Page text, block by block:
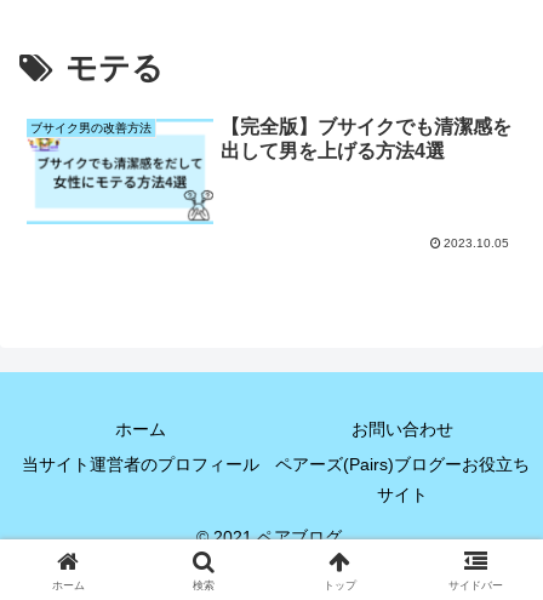
モテる
ブサイク男の改善方法
【完全版】ブサイクでも清潔感を
出して男を上げる方法4選
2023.10.05
ホーム
お問い合わせ
当サイト運営者のプロフィール
ペアーズ(Pairs)ブログーお役立ち
サイト
© 2021 ペアブログ.
ホーム 検索 トップ サイドバー